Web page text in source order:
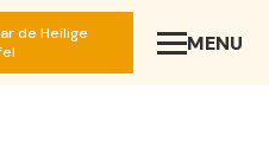
de Heilige
MENU
SLUIT